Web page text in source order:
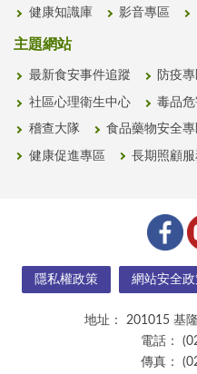
健康知識庫 影音專區
主題網站
最新食安事件追蹤 防疫專
社區心理衛生中心 毒品
稽查大隊 食品藥物安全專
健康促進專區 長期照顧
隱私權政策 網站安全政
地址：
201015 基
電話：
傳真：